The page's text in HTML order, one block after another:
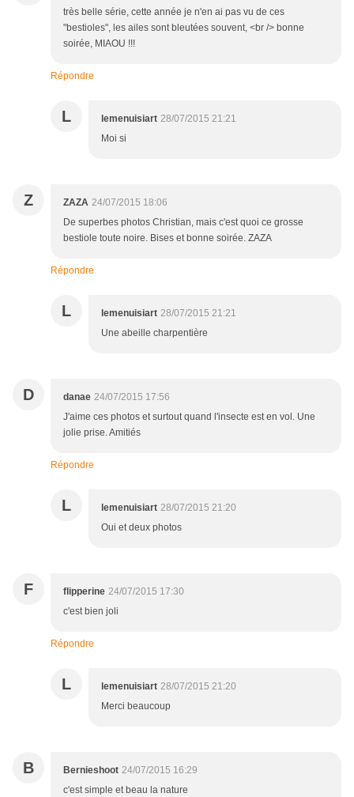
très belle série, cette année je n'en ai pas vu de ces
"bestioles", les ailes sont bleutées souvent, <br /> bonne
soirée, MIAOU !!!
Répondre
L lemenuisiart 28/07/2015 21:21
Moi si
Z ZAZA 24/07/2015 18:06
De superbes photos Christian, mais c'est quoi ce grosse
bestiole toute noire. Bises et bonne soirée. ZAZA
Répondre
L lemenuisiart 28/07/2015 21:21
Une abeille charpentière
D danae 24/07/2015 17:56
J'aime ces photos et surtout quand l'insecte est en vol. Une
jolie prise. Amitiés
Répondre
L lemenuisiart 28/07/2015 21:20
Oui et deux photos
F flipperine 24/07/2015 17:30
c'est bien joli
Répondre
L lemenuisiart 28/07/2015 21:20
Merci beaucoup
B Bernieshoot 24/07/2015 16:29
c'est simple et beau la nature